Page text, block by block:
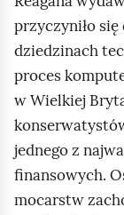
d
przyczyniło
dziedzinach
proces
w Wielkiej
jednego z
finansowych.
mocarstw